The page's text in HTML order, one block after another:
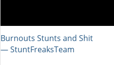
Burnouts Stunts and Shit
― StuntFreaksTeam